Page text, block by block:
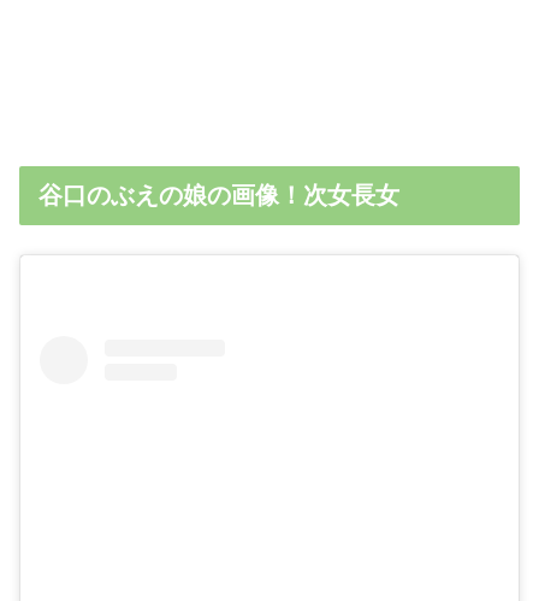
谷口のぶえの娘の画像！次女長女